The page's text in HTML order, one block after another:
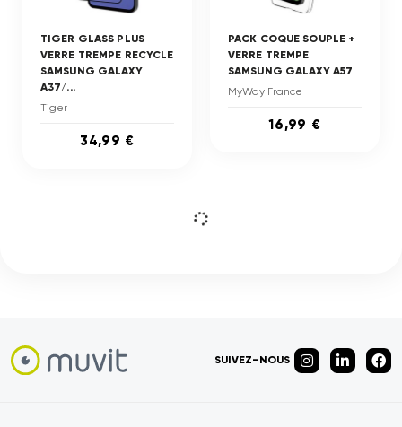
TIGER GLASS PLUS
VERRE TREMPE RECYCLE
SAMSUNG GALAXY
A37/...
Tiger
34,99 €
PACK COQUE SOUPLE +
VERRE TREMPE
SAMSUNG GALAXY A57
MyWay France
16,99 €
SUIVEZ-NOUS